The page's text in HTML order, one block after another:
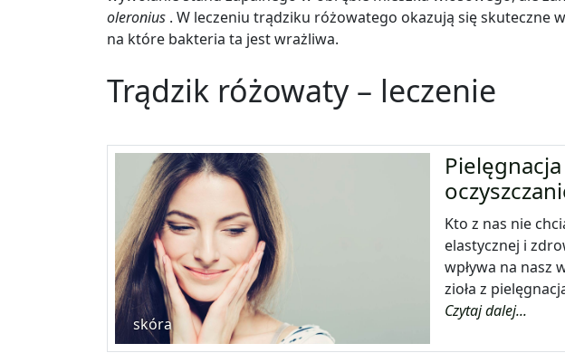
oleronius . W leczeniu trądziku różowatego okazują się skuteczne
na które bakteria ta jest wrażliwa.
Trądzik różowaty – leczenie
skóra
Kto z nas nie
elastycznej i
wpływa na nasz
zioła z
Czytaj dalej...